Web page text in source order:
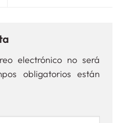
electrónico no será
obligatorios están